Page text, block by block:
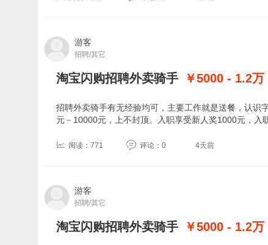
游客
招聘/其它
淘宝闪购招聘外卖骑手 ￥5000 - 1.2万
招聘外卖骑手有无经验均可，主要工作就是送餐，认
元－10000元，上不封顶。入职享受新人奖1000元，入
阅读：771 评论：0 4天前
游客
招聘/其它
淘宝闪购招聘外卖骑手 ￥5000 - 1.2万